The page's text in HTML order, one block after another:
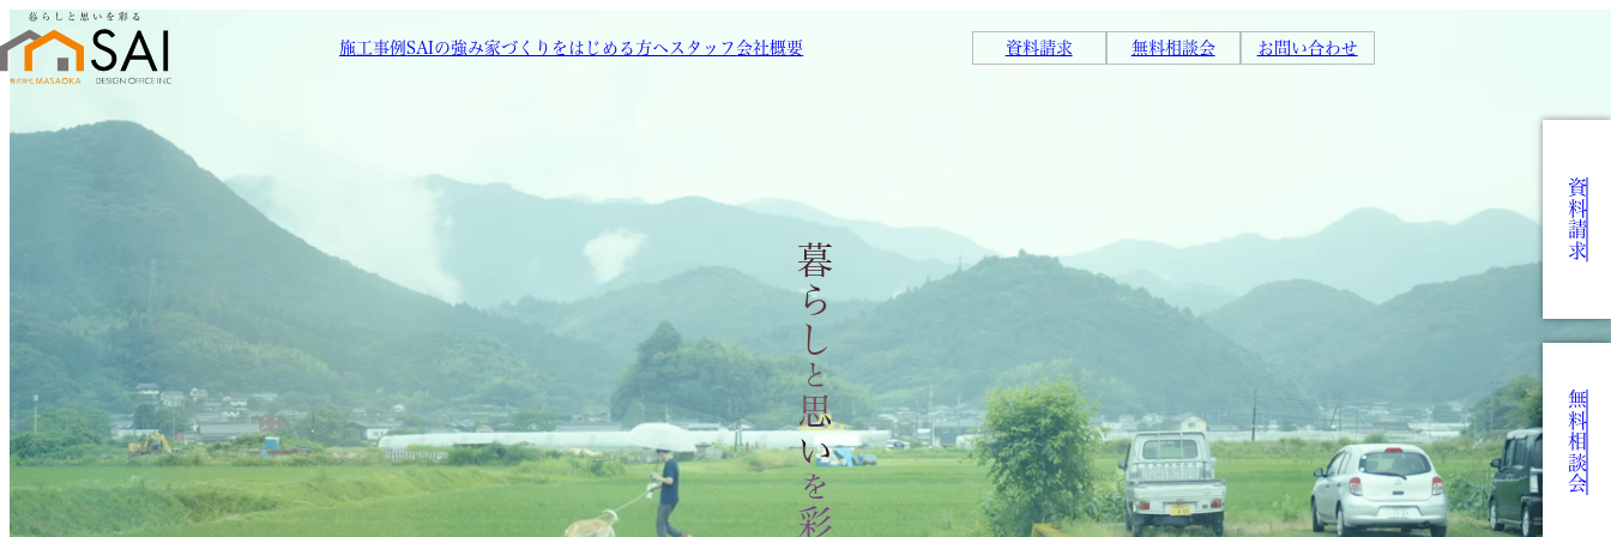
施工事例SAIの強み家づくりをはじめる方へ スタッフ会社概要 資料請求 無料相談会 お問い合わせ
暮らし
と
思い
を
資料請求
無料相談会